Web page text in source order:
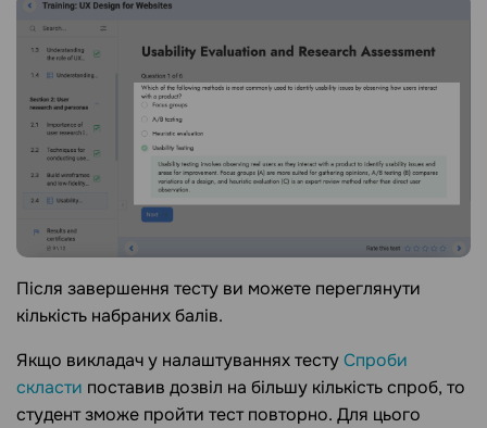
Після завершення тесту ви можете переглянути
кількість набраних балів.
Якщо викладач у налаштуваннях тестуСпроби
скласти поставив дозвіл на більшу кількість спроб, то
студент зможе пройти тест повторно. Для цього